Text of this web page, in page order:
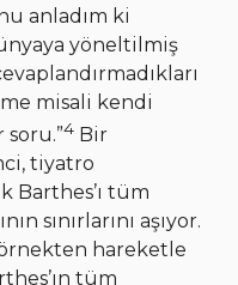
anladım ki
yöneltilmiş
misali kendi
4 Bir
tiyatro
Barthes’ı tüm
sınırlarını aşıyor.
hareketle
tüm